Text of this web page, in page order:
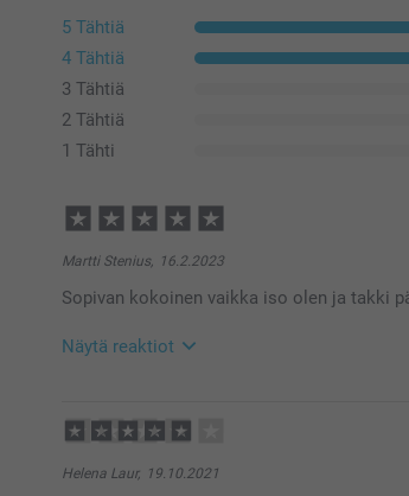
5 Tähtiä
4 Tähtiä
3 Tähtiä
2 Tähtiä
1 Tähti
Martti Stenius, 16.2.2023
Sopivan kokoinen vaikka iso olen ja takki
Näytä reaktiot
11:43
Suuret kiitokset 5 tähdestä ja
Helena Laur, 19.10.2021